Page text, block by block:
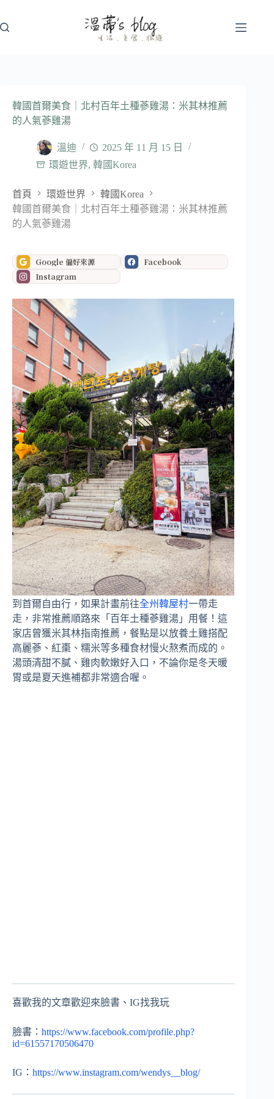
至
韓國首爾美食｜北村百年土種蔘雞湯：米其林推薦
的人氣蔘雞湯
溫迪
2025 年 11 月 15 日
環遊世界, 韓國Korea
首頁 環遊世界
韓國Korea
韓國首爾美食｜北村百年土種蔘雞湯：米其林推薦
的人氣蔘雞湯
Google 偏好來源
Facebook
Instagram
到首爾自由行，如果計畫前往全州韓屋村一帶走
走，非常推薦順路來「百年土種蔘雞湯」用餐！這
家店曾獲米其林指南推薦，餐點是以放養土雞搭配
高麗蔘、紅棗、糯米等多種食材慢火熬煮而成的。
湯頭清甜不膩、雞肉軟嫩好入口，不論你是冬天暖
胃或是夏天進補都非常適合喔。
喜歡我的文章歡迎來臉書、IG找我玩
臉書： https://www.facebook.com/profile.php?
id=61557170506470
IG： https://www.instagram.com/wendys__blog/